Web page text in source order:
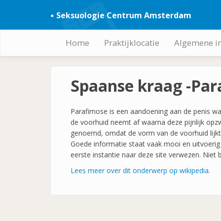
Seksuologie Centrum Amsterdam
Hoofdnavigatie
Home Praktijklocatie Algemene
Spaanse kraag -
Parafimose is een aandoening aan de penis
de voorhuid neemt af waarna deze pijnlijk
genoemd, omdat de vorm van de voorhuid
Goede informatie staat vaak mooi en
eerste instantie naar deze site verwezen.
Lees meer over dit onderwerp op wikipedia.